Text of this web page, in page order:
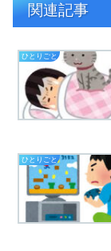
関連記事
ひとりごと
ひとりごと